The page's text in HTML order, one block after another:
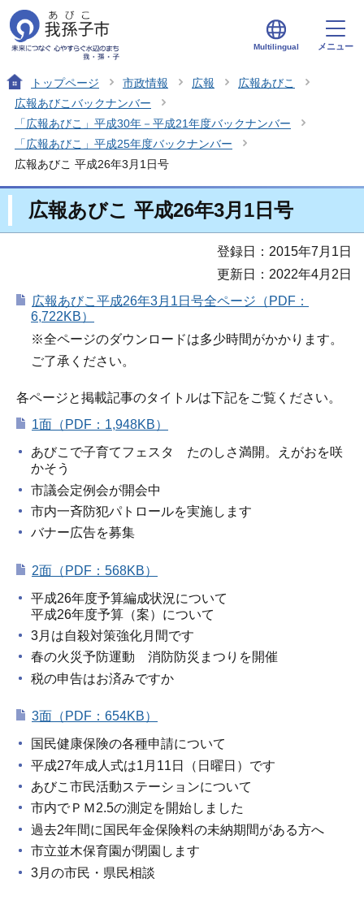
Multilingual メニュー
トップページ 市政情報 広報
広報あびこ
広報あびこバックナンバー
「広報あびこ」平成30年－平成21年度バックナンバー
「広報あびこ」平成25年度バックナンバー
広報あびこ 平成26年3月1日号
広報あびこ 平成26年3月1日号
登録日：2015年7月1日
更新日：2022年4月2日
広報あびこ平成26年3月1日号全ページ（PDF：
6,722KB）
※全ページのダウンロードは多少時間がかかります。
ご了承ください。
各ページと掲載記事のタイトルは下記をご覧ください。
1面（PDF：1,948KB）
あびこで子育てフェスタ たのしさ満開。えがおを咲
かそう
市議会定例会が開会中
市内一斉防犯パトロールを実施します
バナー広告を募集
2面（PDF：568KB）
平成26年度予算編成状況について
平成26年度予算（案）について
3月は自殺対策強化月間です
春の火災予防運動 消防防災まつりを開催
税の申告はお済みですか
3面（PDF：654KB）
国民健康保険の各種申請について
平成27年成人式は1月11日（日曜日）です
あびこ市民活動ステーションについて
市内でＰＭ2.5の測定を開始しました
過去2年間に国民年金保険料の未納期間がある方へ
市立並木保育園が閉園します
3月の市民・県民相談